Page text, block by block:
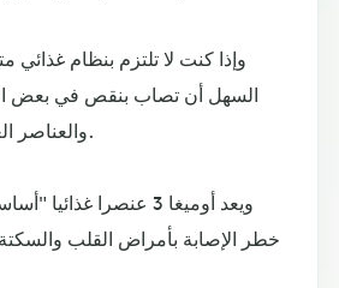
وإذا كنت لا تلتزم بنظام غذائي
السهل أن تصاب بنقص في بعض
والعناصر الغذائية الهامة الأخرى.
ويعد أوميغا 3 عنصرا
خطر الإصابة بأمراض القلب والسكتة